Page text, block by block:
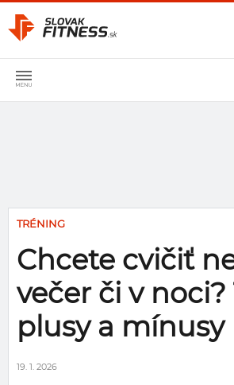
TRÉNING
Chcete cvičiť
večer či v noci?
plusy a mínusy
19. 1. 2026